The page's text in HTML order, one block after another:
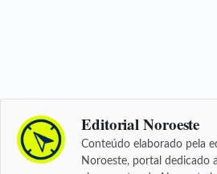
Editorial Noroeste
Conteúdo elaborado pela
Noroeste, portal dedicado